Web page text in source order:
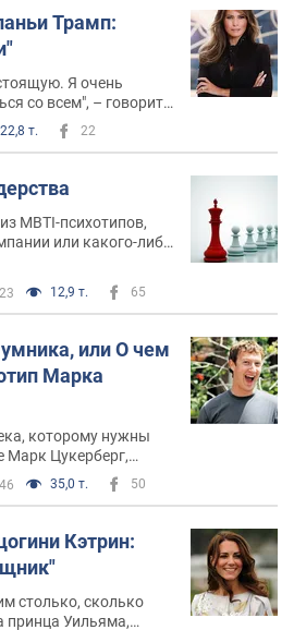
Трамп:
Я очень
со всем", – говорит
22,8 т. 22
MBTI-психотипов,
или какого-либо
12,9 т. 65
или О чем
Марка
которому нужны
Марк Цукерберг,
строчку в рейтинге
по версии Forbes
35,0 т. 50
Кэтрин:
столько, сколько
принца Уильяма,